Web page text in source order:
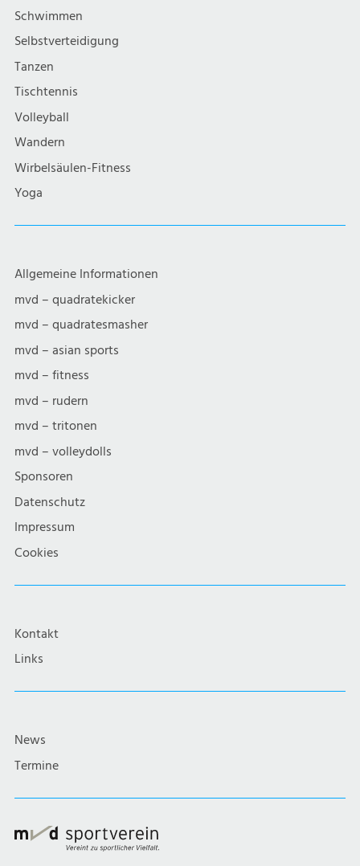
Schwimmen
Selbstverteidigung
Tanzen
Tischtennis
Volleyball
Wandern
Wirbelsäulen-Fitness
Yoga
Allgemeine Informationen
mvd – quadratekicker
mvd – quadratesmasher
mvd – asian sports
mvd – fitness
mvd – rudern
mvd – tritonen
mvd – volleydolls
Sponsoren
Datenschutz
Impressum
Cookies
Kontakt
Links
News
Termine